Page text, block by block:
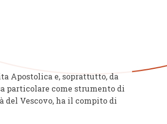
Apostolica e, soprattutto, da
particolare come strumento di
del Vescovo, ha il compito di